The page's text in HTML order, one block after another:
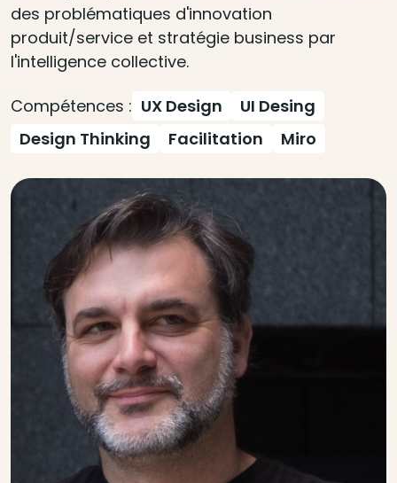
des problématiques d'innovation
produit/service et stratégie business par
l'intelligence collective.
Compétences : UX Design
UI Desing
Design Thinking
Facilitation Miro